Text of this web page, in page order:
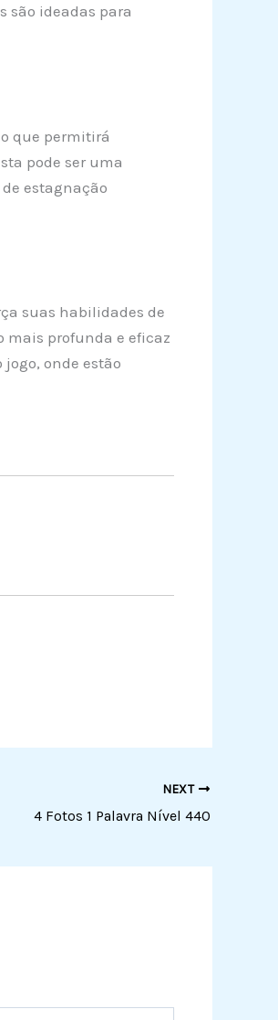
são ideadas para
que permitirá
pode ser uma
estagnação
suas habilidades de
mais profunda e eficaz
onde estão
NEXT
4 Fotos 1 Palavra Nível 440